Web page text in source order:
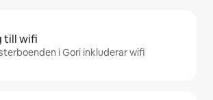
till wifi
i Gori inkluderar wifi